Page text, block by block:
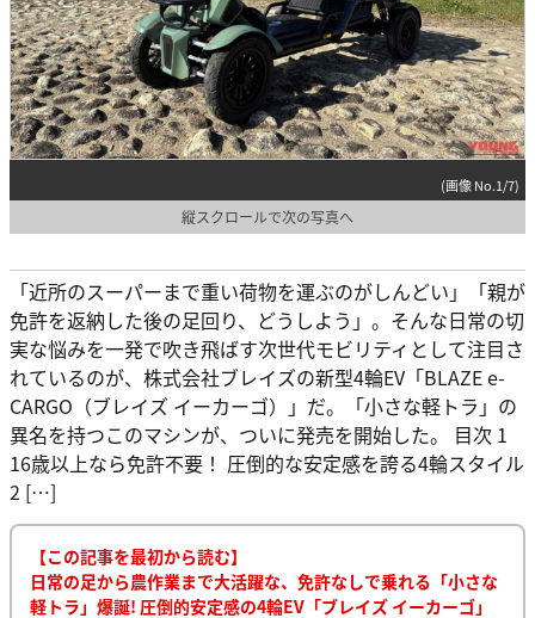
(画像 No.1/7)
縦スクロールで次の写真へ
「近所のスーパーまで重い荷物を運ぶのがしんどい」「親が
免許を返納した後の足回り、どうしよう」。そんな日常の切
実な悩みを一発で吹き飛ばす次世代モビリティとして注目さ
れているのが、株式会社ブレイズの新型4輪EV「BLAZE e-
CARGO（ブレイズ イーカーゴ）」だ。「小さな軽トラ」の
異名を持つこのマシンが、ついに発売を開始した。 目次 1
16歳以上なら免許不要！ 圧倒的な安定感を誇る4輪スタイル
2 […]
【この記事を最初から読む】
日常の足から農作業まで大活躍な、免許なしで乗れる「小さな
軽トラ」爆誕! 圧倒的安定感の4輪EV「ブレイズ イーカーゴ」